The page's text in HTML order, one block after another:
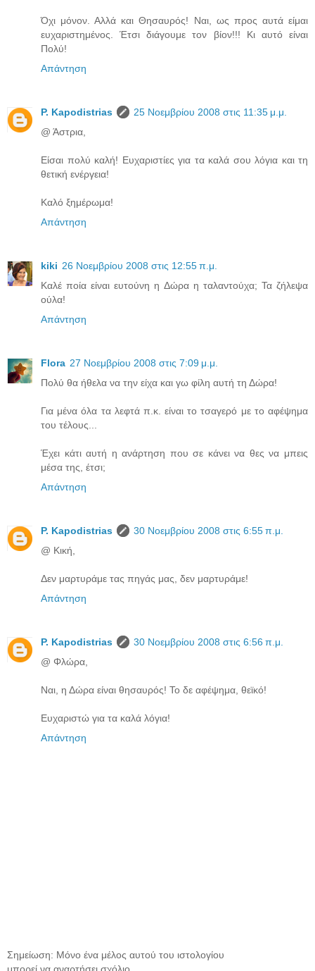
Όχι μόνον. Αλλά και Θησαυρός! Ναι, ως προς αυτά είμαι
ευχαριστημένος. Έτσι διάγουμε τον βίον!!! Κι αυτό είναι
Πολύ!
Απάντηση
P. Kapodistrias
25 Νοεμβρίου 2008 στις 11:35 μ.μ.
@ Άστρια,
Είσαι πολύ καλή! Ευχαριστίες για τα καλά σου λόγια και τη
θετική ενέργεια!
Καλό ξημέρωμα!
Απάντηση
kiki 26 Νοεμβρίου 2008 στις 12:55 π.μ.
Καλέ ποία είναι ευτούνη η Δώρα η ταλαντούχα; Τα ζήλεψα
ούλα!
Απάντηση
Flora 27 Νοεμβρίου 2008 στις 7:09 μ.μ.
Πολύ θα ήθελα να την είχα και γω φίλη αυτή τη Δώρα!
Για μένα όλα τα λεφτά π.κ. είναι το τσαγερό με το αφέψημα
του τέλους...
Έχει κάτι αυτή η ανάρτηση που σε κάνει να θες να μπεις
μέσα της, έτσι;
Απάντηση
P. Kapodistrias
30 Νοεμβρίου 2008 στις 6:55 π.μ.
@ Κική,
Δεν μαρτυράμε τας πηγάς μας, δεν μαρτυράμε!
Απάντηση
P. Kapodistrias
30 Νοεμβρίου 2008 στις 6:56 π.μ.
@ Φλώρα,
Ναι, η Δώρα είναι θησαυρός! Το δε αφέψημα, θεϊκό!
Ευχαριστώ για τα καλά λόγια!
Απάντηση
Σημείωση: Μόνο ένα μέλος αυτού του ιστολογίου